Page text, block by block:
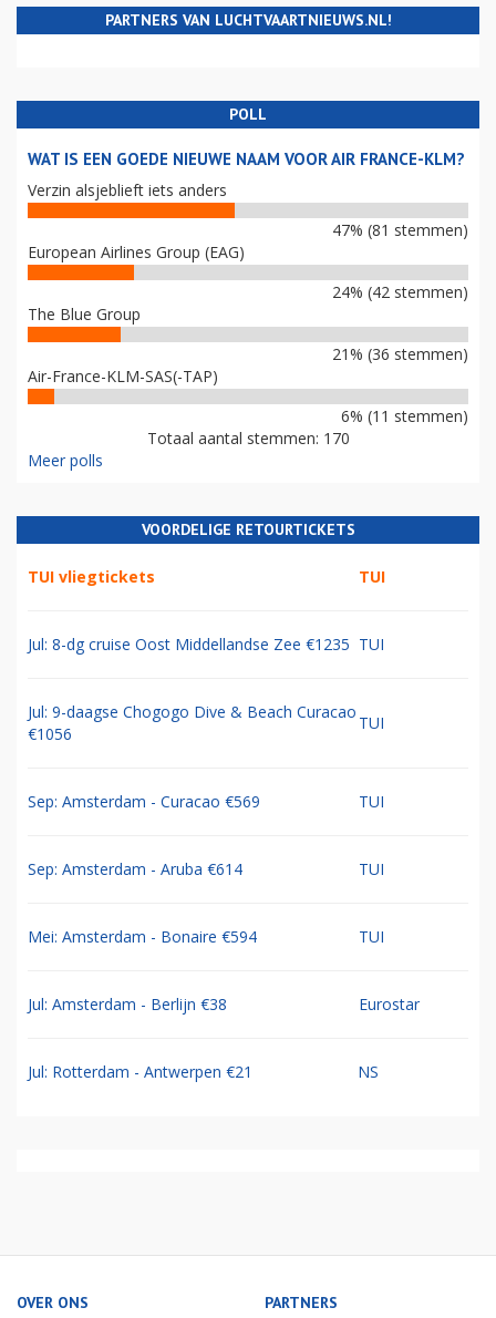
PARTNERS VAN LUCHTVAARTNIEUWS.NL!
POLL
WAT IS EEN GOEDE NIEUWE NAAM VOOR AIR FRANCE-KLM?
Verzin alsjeblieft iets anders
47% (81 stemmen)
European Airlines Group (EAG)
24% (42 stemmen)
The Blue Group
21% (36 stemmen)
Air-France-KLM-SAS(-TAP)
6% (11 stemmen)
Totaal aantal stemmen: 170
Meer polls
VOORDELIGE RETOURTICKETS
TUI vliegtickets TUI
Jul: 8-dg cruise Oost Middellandse Zee €1235 TUI
Jul: 9-daagse Chogogo Dive & Beach Curacao
€1056
TUI
Sep: Amsterdam - Curacao €569 TUI
Sep: Amsterdam - Aruba €614 TUI
Mei: Amsterdam - Bonaire €594 TUI
Jul: Amsterdam - Berlijn €38 Eurostar
Jul: Rotterdam - Antwerpen €21 NS
OVER ONS PARTNERS